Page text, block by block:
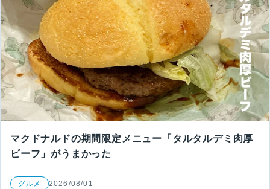
マクドナルドの期間限定メニュー「タルタルデミ肉厚
ビーフ」がうまかった
グルメ 2026/08/01